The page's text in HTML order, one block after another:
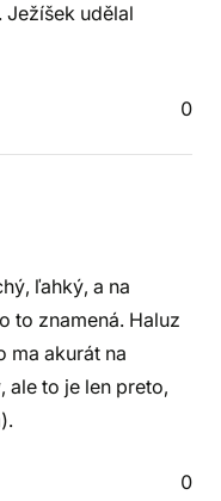
Ježíšek udělal
0
ľahký, a na
to znamená. Haluz
ma akurát na
ale to je len preto,
0